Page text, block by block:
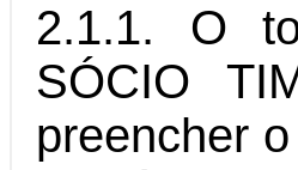
2.1.1. O
SÓCIO
preencher